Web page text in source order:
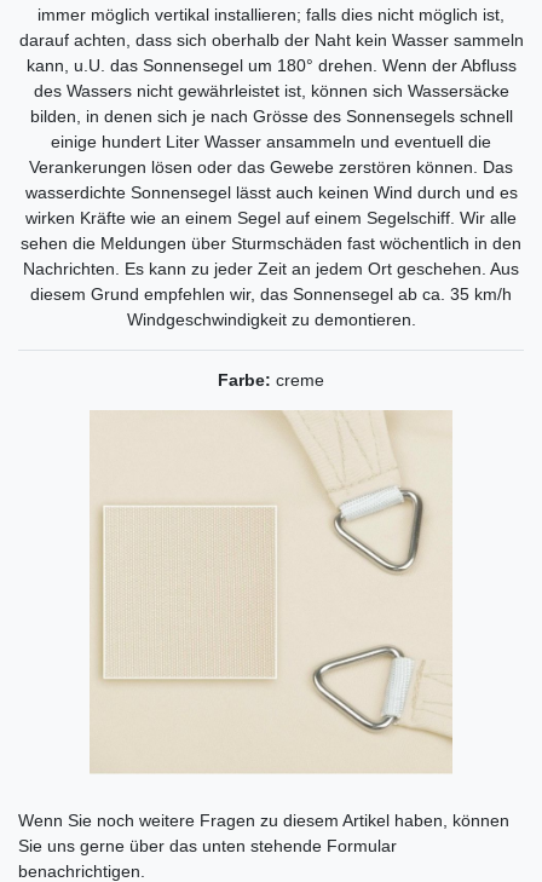
immer möglich vertikal installieren; falls dies nicht möglich ist,
darauf achten, dass sich oberhalb der Naht kein Wasser sammeln
kann, u.U. das Sonnensegel um 180° drehen. Wenn der Abfluss
des Wassers nicht gewährleistet ist, können sich Wassersäcke
bilden, in denen sich je nach Grösse des Sonnensegels schnell
einige hundert Liter Wasser ansammeln und eventuell die
Verankerungen lösen oder das Gewebe zerstören können. Das
wasserdichte Sonnensegel lässt auch keinen Wind durch und es
wirken Kräfte wie an einem Segel auf einem Segelschiff. Wir alle
sehen die Meldungen über Sturmschäden fast wöchentlich in den
Nachrichten. Es kann zu jeder Zeit an jedem Ort geschehen. Aus
diesem Grund empfehlen wir, das Sonnensegel ab ca. 35 km/h
Windgeschwindigkeit zu demontieren.
Farbe: creme
Wenn Sie noch weitere Fragen zu diesem Artikel haben, können
Sie uns gerne über das unten stehende Formular
benachrichtigen.